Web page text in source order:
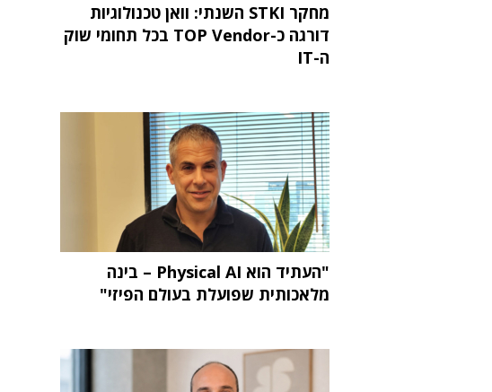
מחקר STKI השנתי: וואן טכנולוגיות
דורגה כ-TOP Vendor בכל תחומי שוק
ה-IT
"העתיד הוא Physical AI – בינה
מלאכותית שפועלת בעולם הפיזי"